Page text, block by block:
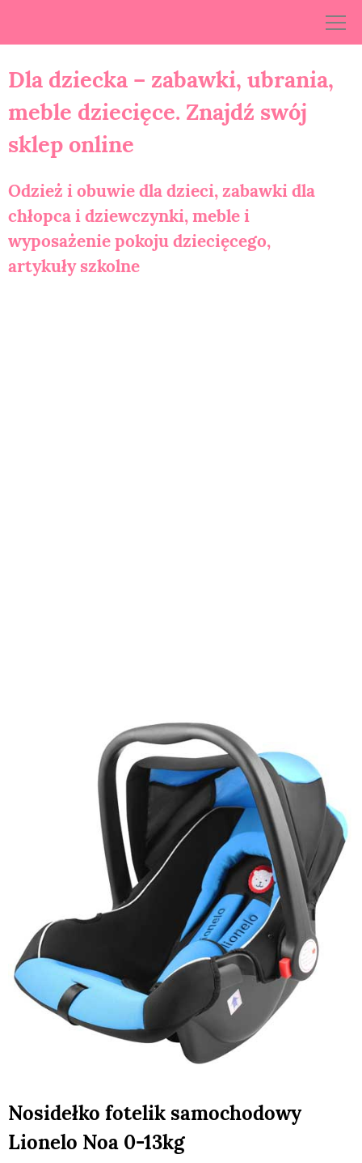
Dla dziecka – zabawki, ubrania,
meble dziecięce. Znajdź swój
sklep online
Odzież i obuwie dla dzieci, zabawki dla
chłopca i dziewczynki, meble i
wyposażenie pokoju dziecięcego,
artykuły szkolne
Nosidełko fotelik samochodowy
Lionelo Noa 0-13kg